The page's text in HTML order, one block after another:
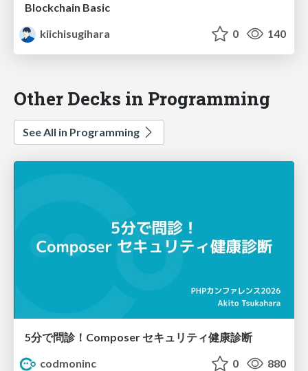
Blockchain Basic
kiichisugihara
0 140
Other Decks in Programming
See All in Programming
5分で問診！Composer セキュリティ健康診断
codmoninc
0 880